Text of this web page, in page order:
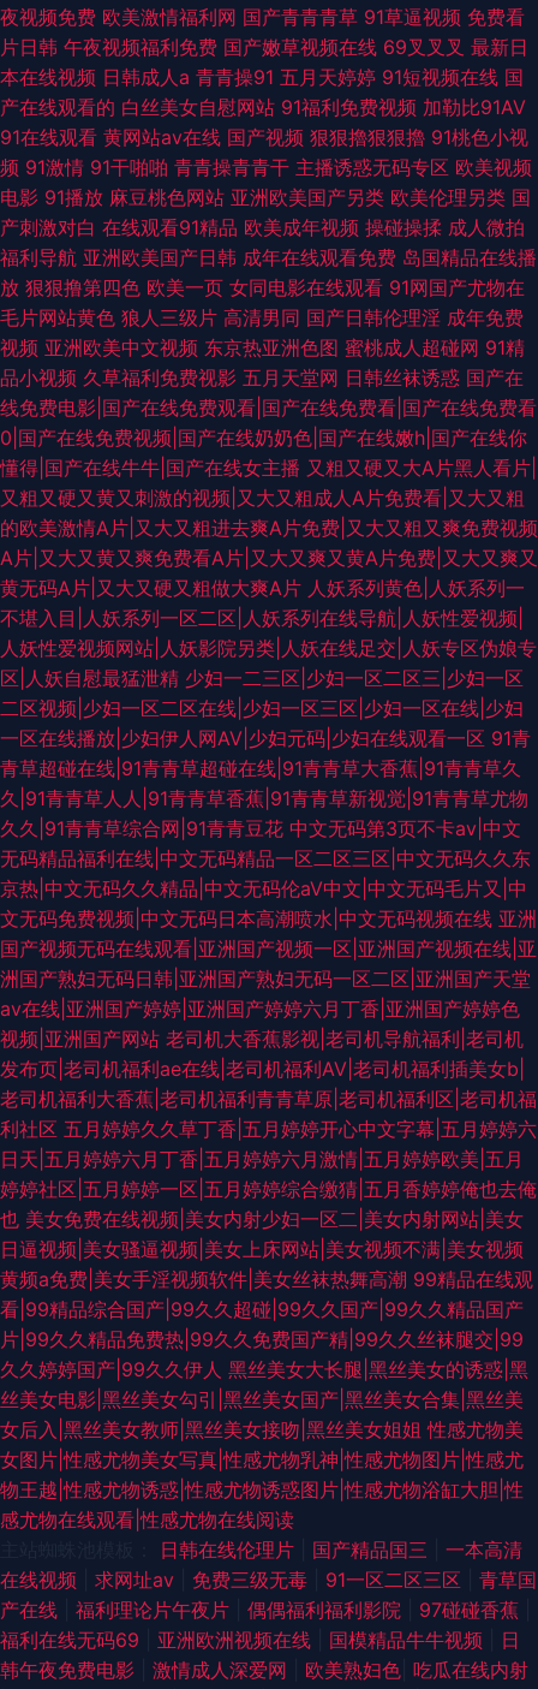
夜视频免费 欧美激情福利网 国产青青青草 91草逼视频 免费看
片日韩 午夜视频福利免费 国产嫩草视频在线 69叉叉叉 最新日
本在线视频 日韩成人a 青青操91 五月天婷婷 91短视频在线 国
产在线观看的 白丝美女自慰网站 91福利免费视频 加勒比91AV
91在线观看 黄网站av在线 国产视频 狠狠擼狠狠擼 91桃色小视
频 91激情 91干啪啪 青青操青青干 主播诱惑无码专区 欧美视频
电影 91播放 麻豆桃色网站 亚洲欧美国产另类 欧美伦理另类 国
产刺激对白 在线观看91精品 欧美成年视频 操碰操揉 成人微拍
福利导航 亚洲欧美国产日韩 成年在线观看免费 岛国精品在线播
放 狠狠撸第四色 欧美一页 女同电影在线观看 91网国产尤物在
毛片网站黄色 狼人三级片 高清男同 国产日韩伦理淫 成年免费
视频 亚洲欧美中文视频 东京热亚洲色图 蜜桃成人超碰网 91精
品小视频 久草福利免费视影 五月天堂网 日韩丝袜诱惑 国产在
线免费电影|国产在线免费观看|国产在线免费看|国产在线免费看
0|国产在线免费视频|国产在线奶奶色|国产在线嫩h|国产在线你
懂得|国产在线牛牛|国产在线女主播 又粗又硬又大A片黑人看片|
又粗又硬又黄又刺激的视频|又大又粗成人A片免费看|又大又粗
的欧美激情A片|又大又粗进去爽A片免费|又大又粗又爽免费视频
A片|又大又黄又爽免费看A片|又大又爽又黄A片免费|又大又爽又
黄无码A片|又大又硬又粗做大爽A片 人妖系列黄色|人妖系列一
不堪入目|人妖系列一区二区|人妖系列在线导航|人妖性爱视频|
人妖性爱视频网站|人妖影院另类|人妖在线足交|人妖专区伪娘专
区|人妖自慰最猛泄精 少妇一二三区|少妇一区二区三|少妇一区
二区视频|少妇一区二区在线|少妇一区三区|少妇一区在线|少妇
一区在线播放|少妇伊人网AV|少妇元码|少妇在线观看一区 91青
青草超碰在线|91青青草超碰在线|91青青草大香蕉|91青青草久
久|91青青草人人|91青青草香蕉|91青青草新视觉|91青青草尤物
久久|91青青草综合网|91青青豆花 中文无码第3页不卡av|中文
无码精品福利在线|中文无码精品一区二区三区|中文无码久久东
京热|中文无码久久精品|中文无码伦aV中文|中文无码毛片又|中
文无码免费视频|中文无码日本高潮喷水|中文无码视频在线 亚洲
国产视频无码在线观看|亚洲国产视频一区|亚洲国产视频在线|亚
洲国产熟妇无码日韩|亚洲国产熟妇无码一区二区|亚洲国产天堂
av在线|亚洲国产婷婷|亚洲国产婷婷六月丁香|亚洲国产婷婷色
视频|亚洲国产网站 老司机大香蕉影视|老司机导航福利|老司机
发布页|老司机福利ae在线|老司机福利AV|老司机福利插美女b|
老司机福利大香蕉|老司机福利青青草原|老司机福利区|老司机福
利社区 五月婷婷久久草丁香|五月婷婷开心中文字幕|五月婷婷六
日天|五月婷婷六月丁香|五月婷婷六月激情|五月婷婷欧美|五月
婷婷社区|五月婷婷一区|五月婷婷综合缴猜|五月香婷婷俺也去俺
也 美女免费在线视频|美女内射少妇一区二|美女内射网站|美女
日逼视频|美女骚逼视频|美女上床网站|美女视频不满|美女视频
黄频a免费|美女手淫视频软件|美女丝袜热舞高潮 99精品在线观
看|99精品综合国产|99久久超碰|99久久国产|99久久精品国产
片|99久久精品免费热|99久久免费国产精|99久久丝袜腿交|99
久久婷婷国产|99久久伊人 黑丝美女大长腿|黑丝美女的诱惑|黑
丝美女电影|黑丝美女勾引|黑丝美女国产|黑丝美女合集|黑丝美
女后入|黑丝美女教师|黑丝美女接吻|黑丝美女姐姐 性感尤物美
女图片|性感尤物美女写真|性感尤物乳神|性感尤物图片|性感尤
物王越|性感尤物诱惑|性感尤物诱惑图片|性感尤物浴缸大胆|性
感尤物在线观看|性感尤物在线阅读
日韩在线伦理片 国产精品国三
一本高清
在线视频
求网址av 免费三级无毒 91一区二区三区
青草国
产在线
福利理论片午夜片 偶偶福利福利影院 97碰碰香蕉
福利在线无码69
亚洲欧洲视频在线 国模精品牛牛视频
日
韩午夜免费电影
激情成人深爱网 欧美熟妇色 吃瓜在线内射